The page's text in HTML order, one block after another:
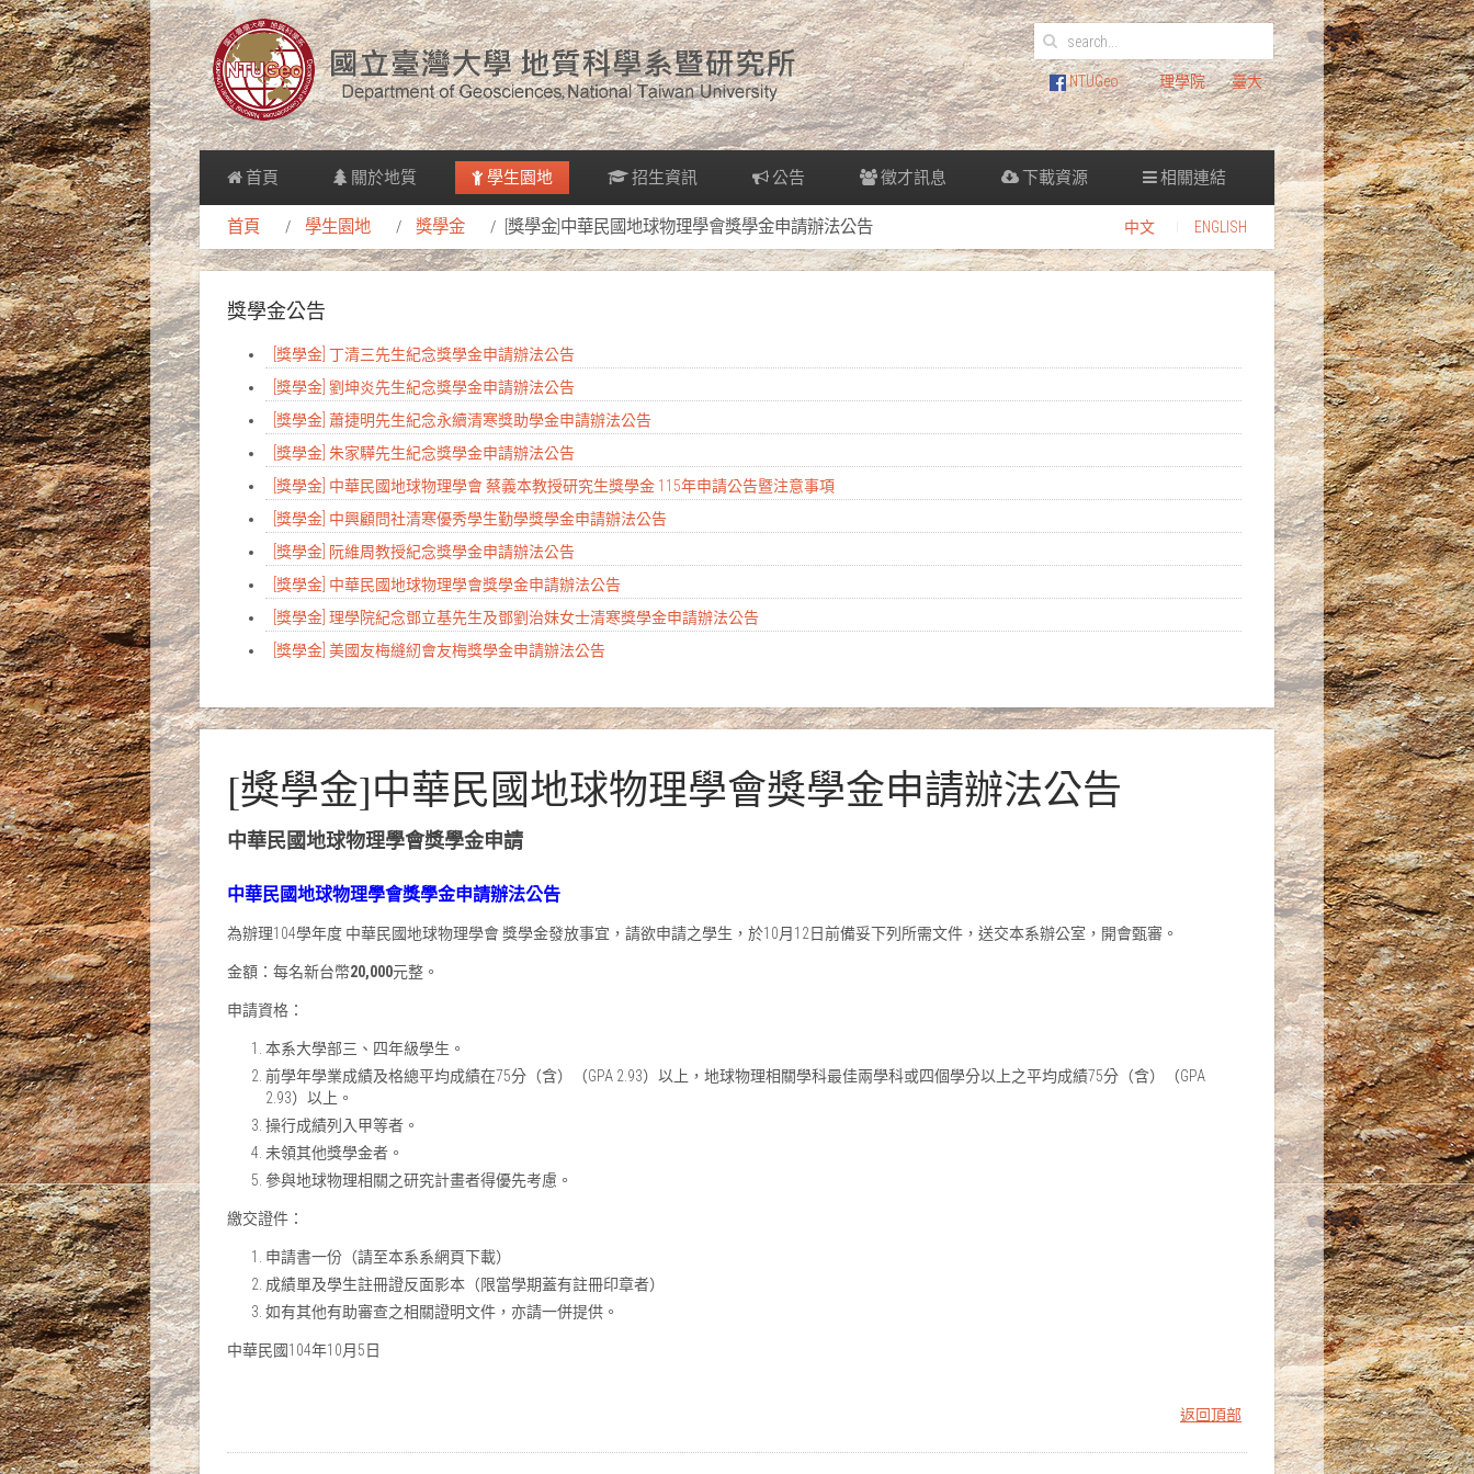
NTUGeo 理學院 臺大
首頁 關於地質 學生園地 招生資訊 公告 徵才訊息 下載資源 相關連結
首頁 學生園地 獎學金 [獎學金]中華民國地球物理學會獎學金申請辦法公告 中文 ENGLISH
獎學金公告
[獎學金] 丁清三先生紀念獎學金申請辦法公告
[獎學金] 劉坤炎先生紀念獎學金申請辦法公告
[獎學金] 蕭捷明先生紀念永續清寒獎助學金申請辦法公告
[獎學金] 朱家驊先生紀念獎學金申請辦法公告
[獎學金] 中華民國地球物理學會 蔡義本教授研究生獎學金 115年申請公告暨注意事項
[獎學金] 中興顧問社清寒優秀學生勤學獎學金申請辦法公告
[獎學金] 阮維周教授紀念獎學金申請辦法公告
[獎學金] 中華民國地球物理學會獎學金申請辦法公告
[獎學金] 理學院紀念鄧立基先生及鄧劉治妹女士清寒獎學金申請辦法公告
[獎學金] 美國友梅縫紉會友梅獎學金申請辦法公告
[獎學金]中華民國地球物理學會獎學金申請辦法公告
中華民國地球物理學會獎學金申請
中華民國地球物理學會獎學金申請辦法公告
為辦理104學年度 中華民國地球物理學會 獎學金發放事宜，請欲申請之學生，於10月12日前備妥下列所需文件，送交本系辦公室，開會甄審。
金額：每名新台幣20,000元整。
申請資格：
本系大學部三、四年級學生。
前學年學業成績及格總平均成績在75分（含）（GPA 2.93）以上，地球物理相關學科最佳兩學科或四個學分以上之平均成績75分（含）（GPA
2.93）以上。
操行成績列入甲等者。
未領其他獎學金者。
參與地球物理相關之研究計畫者得優先考慮。
繳交證件：
申請書一份（請至本系系網頁下載）
成績單及學生註冊證反面影本（限當學期蓋有註冊印章者）
如有其他有助審查之相關證明文件，亦請一併提供。
中華民國104年10月5日
返回頂部